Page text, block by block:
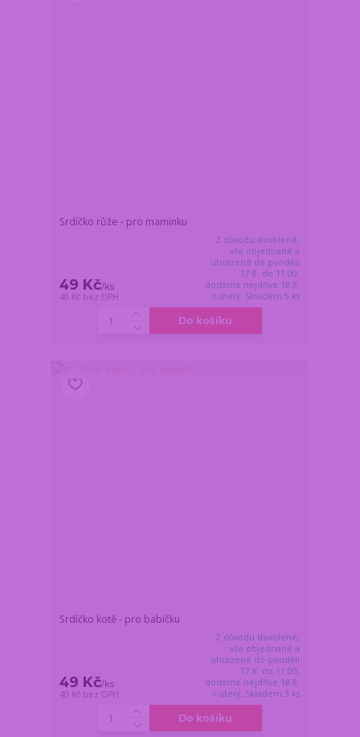
Srdíčko růže - pro maminku
49 Kč/ks
40 Kč bez DPH
Z důvodu dovolené,
vše objednané a
uhrazené do pondělí
17.8. do 11:00,
dodáme nejdříve 18.8.
v úterý. Skladem 5 ks
Do košíku
Srdíčko kotě - pro babičku
49 Kč/ks
40 Kč bez DPH
Z důvodu dovolené,
vše objednané a
uhrazené do pondělí
17.8. do 11:00,
dodáme nejdříve 18.8.
v úterý. Skladem 3 ks
Do košíku